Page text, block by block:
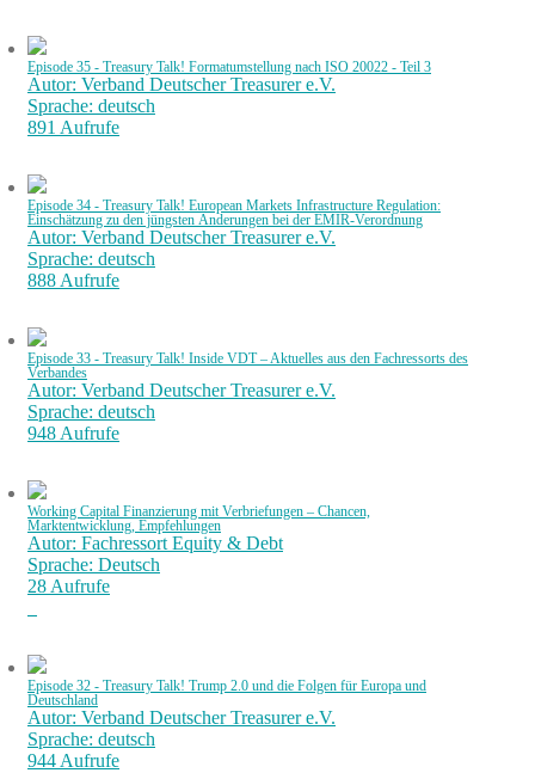
Episode 35 - Treasury Talk! Formatumstellung nach ISO 20022 - Teil 3
Autor: Verband Deutscher Treasurer e.V.
Sprache: deutsch
891 Aufrufe
Episode 34 - Treasury Talk! European Markets Infrastructure Regulation:
Einschätzung zu den jüngsten Änderungen bei der EMIR-Verordnung
Autor: Verband Deutscher Treasurer e.V.
Sprache: deutsch
888 Aufrufe
Episode 33 - Treasury Talk! Inside VDT – Aktuelles aus den Fachressorts des
Verbandes
Autor: Verband Deutscher Treasurer e.V.
Sprache: deutsch
948 Aufrufe
Working Capital Finanzierung mit Verbriefungen – Chancen,
Marktentwicklung, Empfehlungen
Autor: Fachressort Equity & Debt
Sprache: Deutsch
28 Aufrufe
Episode 32 - Treasury Talk! Trump 2.0 und die Folgen für Europa und
Deutschland
Autor: Verband Deutscher Treasurer e.V.
Sprache: deutsch
944 Aufrufe